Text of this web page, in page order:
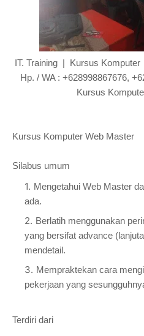
IT. Training | Kursus
Hp. / WA : +628998867676,
Kursus
Kursus Komputer Web Master
Silabus umum
Mengetahui Web Master
ada.
Berlatih menggunakan
yang bersifat advance
mendetail.
Mempraktekan cara
pekerjaan yang
Terdiri dari